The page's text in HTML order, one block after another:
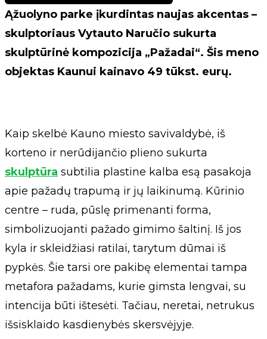
Ąžuolyno parke įkurdintas naujas akcentas –
skulptoriaus Vytauto Naručio sukurta
skulptūrinė kompozicija „Pažadai“. Šis meno
objektas Kaunui kainavo 49 tūkst. eurų.
Kaip skelbė Kauno miesto savivaldybė, iš
korteno ir nerūdijančio plieno sukurta
skulptūra subtilia plastine kalba esą pasakoja
apie pažadų trapumą ir jų laikinumą. Kūrinio
centre – ruda, pūslę primenanti forma,
simbolizuojanti pažado gimimo šaltinį. Iš jos
kyla ir skleidžiasi ratilai, tarytum dūmai iš
pypkės. Šie tarsi ore pakibę elementai tampa
metafora pažadams, kurie gimsta lengvai, su
intencija būti ištesėti. Tačiau, neretai, netrukus
išsisklaido kasdienybės skersvėjyje.